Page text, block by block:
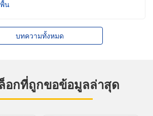
น
บทความทั้งหมด
อกที่ถูกขอข้อมูลล่าสุด